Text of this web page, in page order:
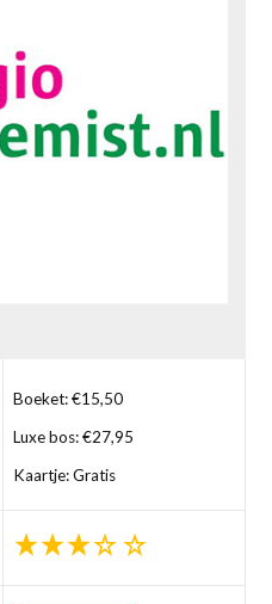
Boeket: €15,50
Luxe bos: €27,95
Kaartje: Gratis